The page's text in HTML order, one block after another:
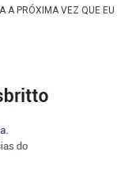
A PRÓXIMA VEZ QUE EU